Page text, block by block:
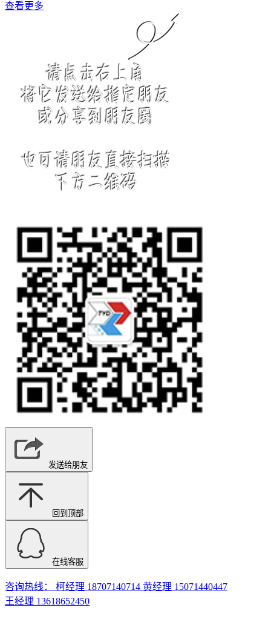
查看更多
发送给朋友
回到顶部
在线客服
咨询热线： 柯经理 18707140714 黄经理 15071440447
王经理 13618652450